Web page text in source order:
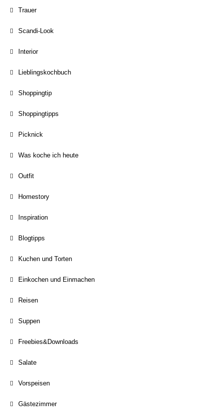
Trauer
Scandi-Look
Interior
Lieblingskochbuch
Shoppingtip
Shoppingtipps
Picknick
Was koche ich heute
Outfit
Homestory
Inspiration
Blogtipps
Kuchen und Torten
Einkochen und Einmachen
Reisen
Suppen
Freebies&Downloads
Salate
Vorspeisen
Gästezimmer